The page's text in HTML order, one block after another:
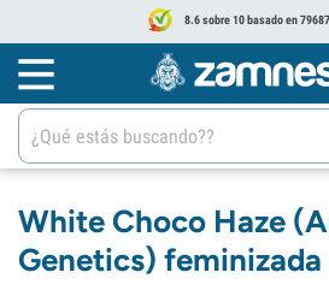
8.6 sobre 10 basado en
White Choco Haze
Genetics) feminizada